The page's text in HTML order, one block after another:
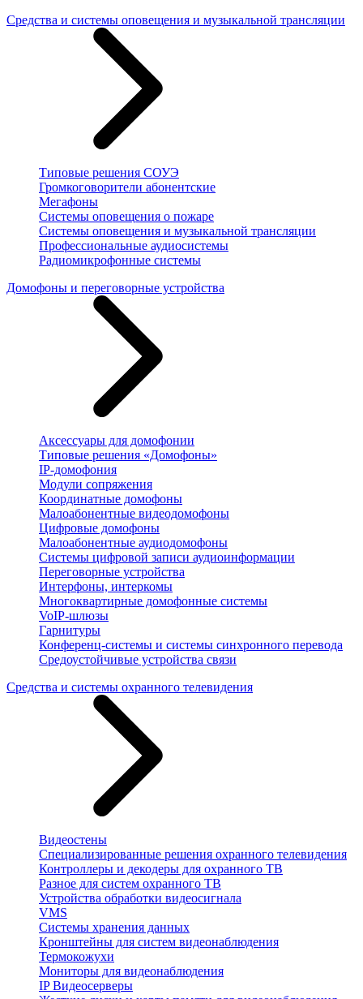
Средства и системы оповещения и музыкальной трансляции
Типовые решения СОУЭ
Громкоговорители абонентские
Мегафоны
Системы оповещения о пожаре
Системы оповещения и музыкальной трансляции
Профессиональные аудиосистемы
Радиомикрофонные системы
Домофоны и переговорные устройства
Аксессуары для домофонии
Типовые решения «Домофоны»
IP-домофония
Модули сопряжения
Координатные домофоны
Малоабонентные видеодомофоны
Цифровые домофоны
Малоабонентные аудиодомофоны
Системы цифровой записи аудиоинформации
Переговорные устройства
Интерфоны, интеркомы
Многоквартирные домофонные системы
VoIP-шлюзы
Гарнитуры
Конференц-системы и системы синхронного перевода
Средоустойчивые устройства связи
Средства и системы охранного телевидения
Видеостены
Специализированные решения охранного телевидения
Контроллеры и декодеры для охранного ТВ
Разное для систем охранного ТВ
Устройства обработки видеосигнала
VMS
Системы хранения данных
Кронштейны для систем видеонаблюдения
Термокожухи
Мониторы для видеонаблюдения
IP Видеосерверы